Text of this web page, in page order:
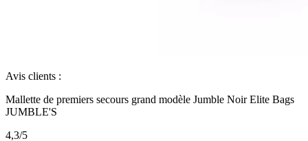
Avis clients :
Mallette de premiers secours grand modèle Jumble Noir Elite Bags
JUMBLE'S
4,3/5